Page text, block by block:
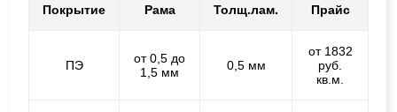
Покрытие Рама Толщ.лам. Прайс
ПЭ
от 0,5 до
1,5 мм
0,5 мм
от 1832
руб.
кв.м.